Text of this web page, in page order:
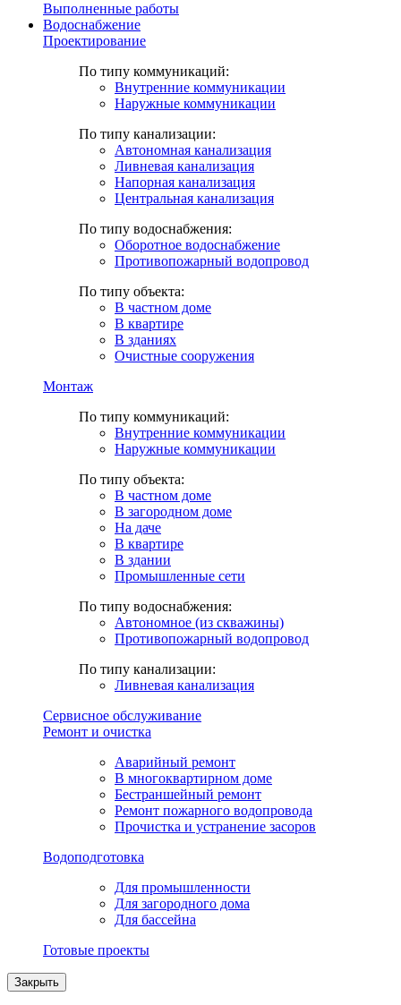
Выполненные работы
Водоснабжение
Проектирование
По типу коммуникаций:
Внутренние коммуникации
Наружные коммуникации
По типу канализации:
Автономная канализация
Ливневая канализация
Напорная канализация
Центральная канализация
По типу водоснабжения:
Оборотное водоснабжение
Противопожарный водопровод
По типу объекта:
В частном доме
В квартире
В зданиях
Очистные сооружения
Монтаж
По типу коммуникаций:
Внутренние коммуникации
Наружные коммуникации
По типу объекта:
В частном доме
В загородном доме
На даче
В квартире
В здании
Промышленные сети
По типу водоснабжения:
Автономное (из скважины)
Противопожарный водопровод
По типу канализации:
Ливневая канализация
Сервисное обслуживание
Ремонт и очистка
Аварийный ремонт
В многоквартирном доме
Бестраншейный ремонт
Ремонт пожарного водопровода
Прочистка и устранение засоров
Водоподготовка
Для промышленности
Для загородного дома
Для бассейна
Готовые проекты
Закрыть